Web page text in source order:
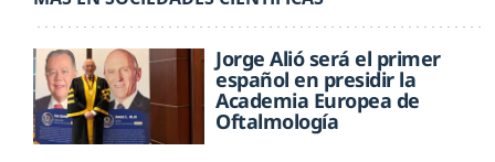
Jorge Alió será el primer
español en presidir la
Academia Europea de
Oftalmología